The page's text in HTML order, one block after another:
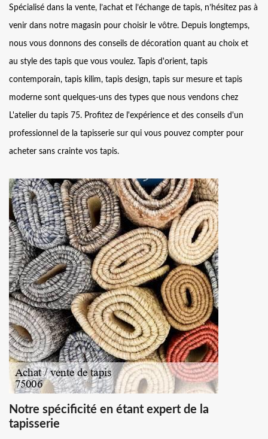
Spécialisé dans la vente, l’achat et l’échange de tapis, n’hésitez pas à
venir dans notre magasin pour choisir le vôtre. Depuis longtemps,
nous vous donnons des conseils de décoration quant au choix et
au style des tapis que vous voulez. Tapis d'orient, tapis
contemporain, tapis kilim, tapis design, tapis sur mesure et tapis
moderne sont quelques-uns des types que nous vendons chez
L'atelier du tapis 75. Profitez de l'expérience et des conseils d'un
professionnel de la tapisserie sur qui vous pouvez compter pour
acheter sans crainte vos tapis.
Notre spécificité en étant expert de la
tapisserie